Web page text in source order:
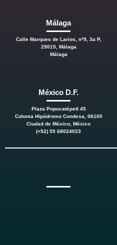
Málaga
Calle Marques de Larios, nº9, 3a P,
29015, Málaga
Málaga
México D.F.
Plaza Popocatépetl 45
Colonia Hipódromo Condesa, 06100
Ciudad de México, México
(+52) 55 68024023